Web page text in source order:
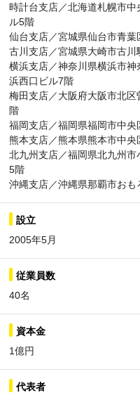
時計台支店／北海道札幌市
ル5階
仙台支店／宮城県仙台市青
古川支店／宮城県大崎市古
横浜支店／神奈川県横浜市
浜西口ビル7階
梅田支店／大阪府大阪市北
階
福岡支店／福岡県福岡市中
熊本支店／熊本県熊本市中
北九州支店／福岡県北九州
5階
沖縄支店／沖縄県那覇市お
設立
2005年5月
従業員数
40名
資本金
1億円
代表者